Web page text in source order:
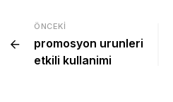
ÖNCEKI
promosyon urunleri
etkili kullanimi